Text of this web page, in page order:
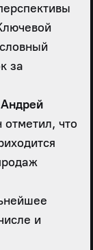
за
Андрей
что
и